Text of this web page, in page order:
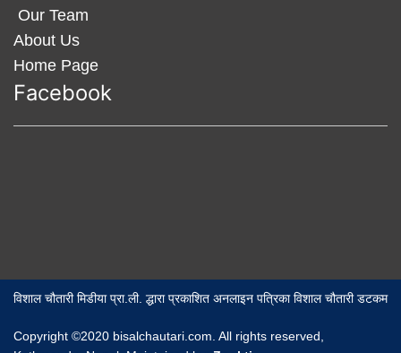
Our Team
About Us
Home Page
Facebook
विशाल चौतारी मिडीया प्रा.ली. द्धारा प्रकाशित अनलाइन पत्रिका विशाल चौतारी डटकम
Copyright ©2020 bisalchautari.com. All rights reserved,